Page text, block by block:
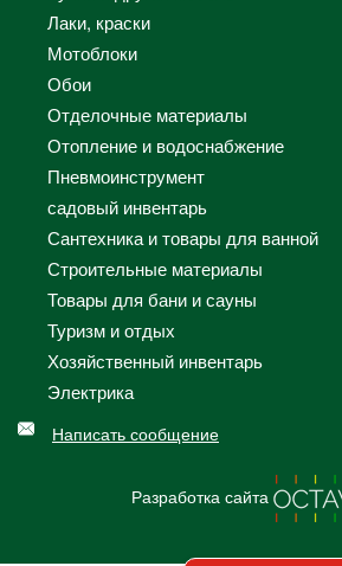
Лаки, краски
Мотоблоки
Обои
Отделочные материалы
Отопление и водоснабжение
Пневмоинструмент
садовый инвентарь
Сантехника и товары для ванной
Строительные материалы
Товары для бани и сауны
Туризм и отдых
Хозяйственный инвентарь
Электрика
Написать сообщение
Разработка сайта